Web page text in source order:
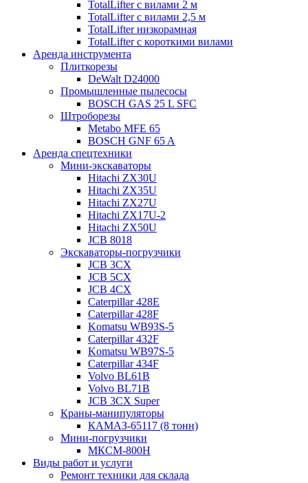
TotalLifter с вилами 2 м
TotalLifter с вилами 2,5 м
TotalLifter низкорамная
TotalLifter с короткими вилами
Аренда инструмента
Плиткорезы
DeWalt D24000
Промышленные пылесосы
BOSCH GAS 25 L SFC
Штроборезы
Metabo MFE 65
BOSCH GNF 65 A
Аренда спецтехники
Мини-экскаваторы
Hitachi ZX30U
Hitachi ZX35U
Hitachi ZX27U
Hitachi ZX17U-2
Hitachi ZX50U
JCB 8018
Экскаваторы-погрузчики
JCB 3CX
JCB 5CX
JCB 4CX
Caterpillar 428E
Caterpillar 428F
Komatsu WB93S-5
Caterpillar 432F
Komatsu WB97S-5
Caterpillar 434F
Volvo BL61B
Volvo BL71B
JCB 3CX Super
Краны-манипуляторы
КАМАЗ-65117 (8 тонн)
Мини-погрузчики
МКСМ-800H
Виды работ и услуги
Ремонт техники для склада